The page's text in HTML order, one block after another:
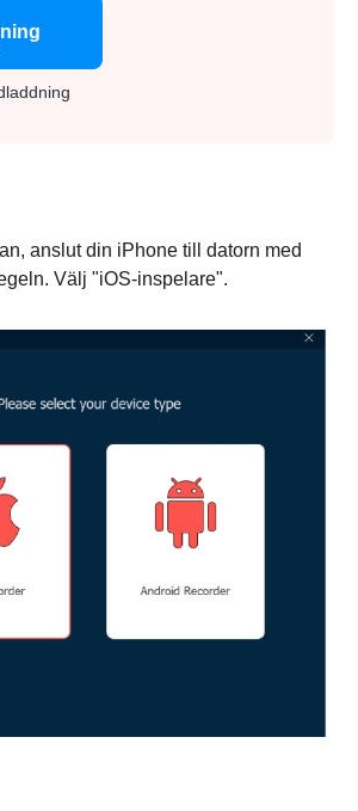
anslut din iPhone till datorn med
Välj "iOS-inspelare".